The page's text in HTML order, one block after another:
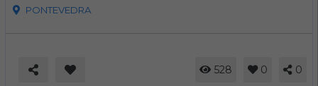
PONTEVEDRA
528 0 0